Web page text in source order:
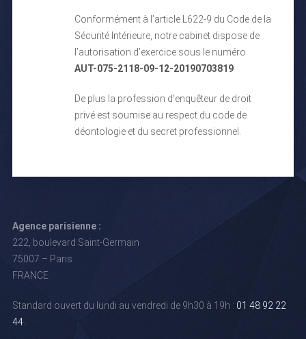
Conformément à l’article L622-9 du Code de la
Sécurité Intérieure, notre cabinet dispose de
l’autorisation d’exercice sous le numéro
AUT-075-2118-09-12-20190703819
De plus la profession d'enquêteur de droit
privé est soumise au respect du code de
déontologie et du secret professionnel.
Agence parisienne :
222, boulevard Saint-Germain
75007 – Paris
FRANCE
Standard ouvert du lundi au vendredi de 9h30 à 19h : 01 48 92 22
44.